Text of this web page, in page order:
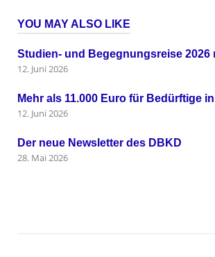
YOU MAY ALSO LIKE
Studien- und Begegnungsreise 2026
12. Juni 2026
Mehr als 11.000 Euro für Bedürftige
12. Juni 2026
Der neue Newsletter des DBKD
28. Mai 2026